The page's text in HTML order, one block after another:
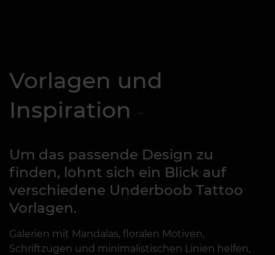
Vorlagen und
Inspiration
Um das passende Design zu
finden, lohnt sich ein Blick auf
verschiedene Underboob Tattoo
Vorlagen.
Galerien mit Mandalas, floralen Motiven,
Schriftzügen und minimalistischen Linien helfen,